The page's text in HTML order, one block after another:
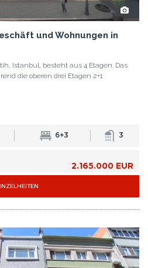
und Wohnungen in
Istanbul, besteht aus 4 Etagen. Das
die oberen drei Etagen 2+1
6+3 3
2.165.000 EUR